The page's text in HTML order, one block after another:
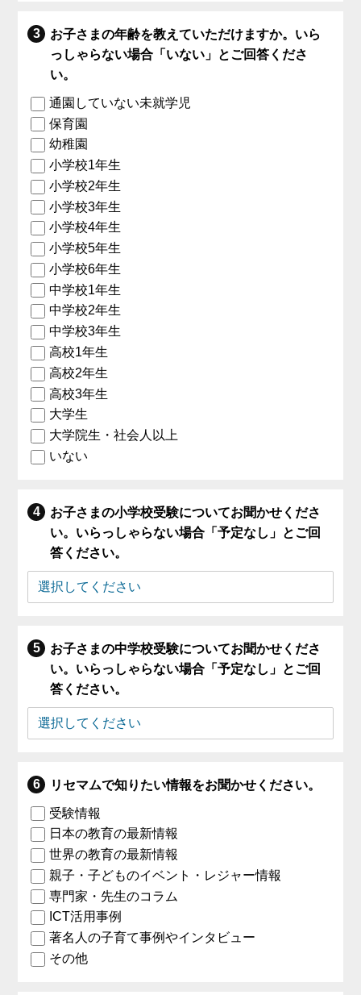
お子さまの年齢を教えていただけますか。いら
っしゃらない場合「いない」とご回答くださ
い。
通園していない未就学児
保育園
幼稚園
小学校1年生
小学校2年生
小学校3年生
小学校4年生
小学校5年生
小学校6年生
中学校1年生
中学校2年生
中学校3年生
高校1年生
高校2年生
高校3年生
大学生
大学院生・社会人以上
いない
お子さまの小学校受験についてお聞かせくださ
い。いらっしゃらない場合「予定なし」とご回
答ください。
お子さまの中学校受験についてお聞かせくださ
い。いらっしゃらない場合「予定なし」とご回
答ください。
リセマムで知りたい情報をお聞かせください。
受験情報
日本の教育の最新情報
世界の教育の最新情報
親子・子どものイベント・レジャー情報
専門家・先生のコラム
ICT活用事例
著名人の子育て事例やインタビュー
その他